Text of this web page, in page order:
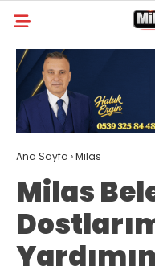
GALERİ
MILAS
MUĞLA’DAN
ASAYIŞ
GÜNDEM
EKONOMI
Ana Sayfa ›Milas
Milas